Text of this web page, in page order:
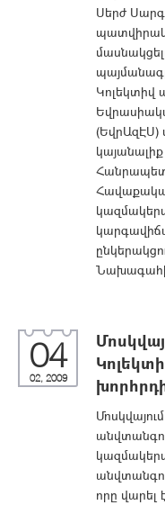
Սերժ
Կոլեկտիվ
(ԵվրԱզԷՍ)
04
02, 2009
որը վարել